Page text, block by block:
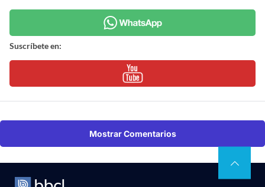
Suscríbete en:
Mostrar Comentarios